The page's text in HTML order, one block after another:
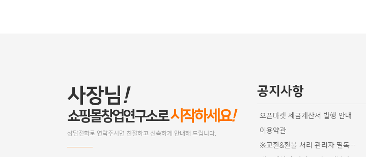
사장님!
쇼핑몰창업연구소로시작하세요!
상담전화로 연락주시면 친절하고 신속하게 안내해 드립니다.
공지사항
오픈마켓 세금계산서 발행 안내
이용약관
※교환&환불 처리 관리자 필독사항